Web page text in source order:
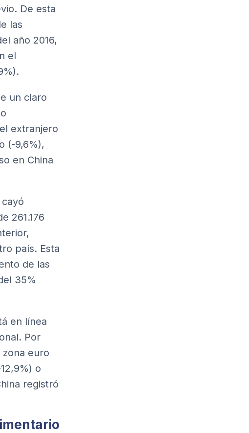
De esta
las
año 2016,
el
un claro
extranjero
(-9,6%),
en China
261.176
país. Esta
de las
35%
en línea
Por
euro
o
registró